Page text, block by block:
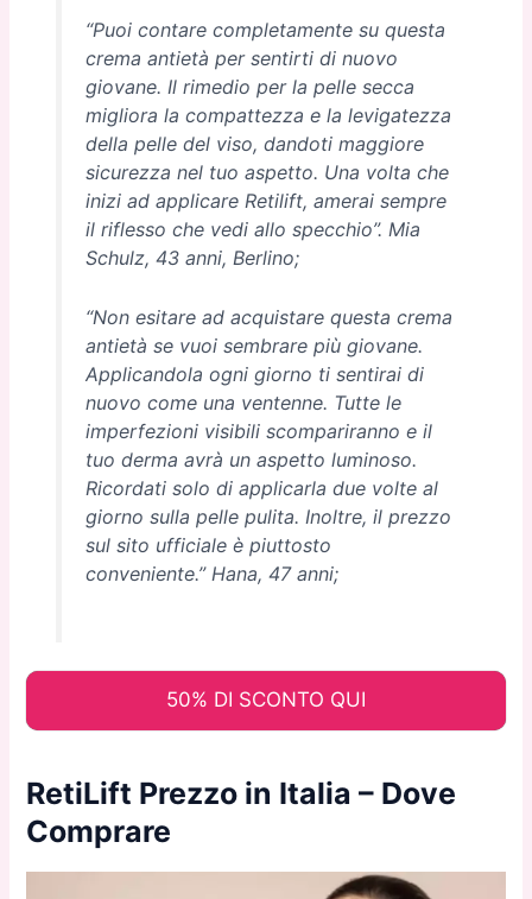
“Puoi contare completamente su questa
crema antietà per sentirti di nuovo
giovane. Il rimedio per la pelle secca
migliora la compattezza e la levigatezza
della pelle del viso, dandoti maggiore
sicurezza nel tuo aspetto. Una volta che
inizi ad applicare Retilift, amerai sempre
il riflesso che vedi allo specchio”. Mia
Schulz, 43 anni, Berlino;
“Non esitare ad acquistare questa crema
antietà se vuoi sembrare più giovane.
Applicandola ogni giorno ti sentirai di
nuovo come una ventenne. Tutte le
imperfezioni visibili scompariranno e il
tuo derma avrà un aspetto luminoso.
Ricordati solo di applicarla due volte al
giorno sulla pelle pulita. Inoltre, il prezzo
sul sito ufficiale è piuttosto
conveniente.” Hana, 47 anni;
50% DI SCONTO QUI
RetiLift Prezzo in Italia – Dove
Comprare